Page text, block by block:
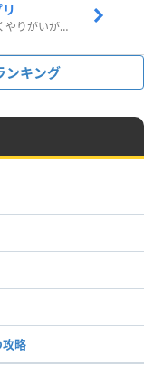
ペットを育ってポイ活しよう！可愛くやりがいがある新感覚アプリ
ンキング
略